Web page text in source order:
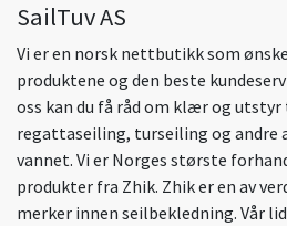
SailTuv AS
Vi er en norsk nettbutikk som
produktene og den beste
oss kan du få råd om klær og
regattaseiling, turseiling og andre
vannet. Vi er Norges største
produkter fra Zhik. Zhik er en av
merker innen seilbekledning. Vår